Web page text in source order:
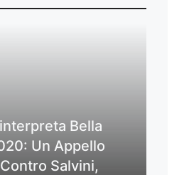
Bella
Un Appello
Salvini,